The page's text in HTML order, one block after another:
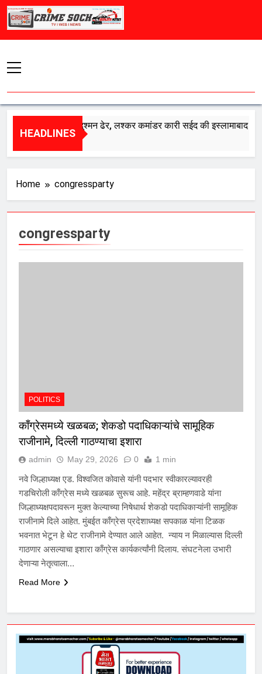
Skip
HEADLINES
भारत का एक और दुश्मन ढेर, लश्कर कमांडर कारी सईद की इस्लामाबाद में मौत
Home congressparty
congressparty
POLITICS
काँग्रेसमध्ये खळबळ; शेकडो पदाधिकाऱ्यांचे सामूहिक
राजीनामे, दिल्ली गाठण्याचा इशारा
admin May 29, 2026 0 1 min
नवे जिल्हाध्यक्ष एड. विश्वजित कोवासे यांनी पदभार स्वीकारल्यावरही
गडचिरोली काँग्रेस मध्ये खळबळ सुरूच आहे. महेंद्र ब्राम्हणवाडे यांना
जिल्हाध्यक्षपदावरून मुक्त केल्याच्या निषेधार्थ शेकडो पदाधिकाऱ्यांनी सामूहिक
राजीनामे दिले आहेत. मुंबईत काँग्रेस प्रदेशाध्यक्ष सपकाळ यांना टिळक
भवनात भेटून हे थेट राजीनामे देण्यात आले आहेत. न्याय न मिळाल्यास दिल्ली
गाठणार असल्याचा इशारा काँग्रेस कार्यकर्त्यांनी दिलाय. संघटनेला उभारी
देणाऱ्या नेतृत्वाला…
Read More